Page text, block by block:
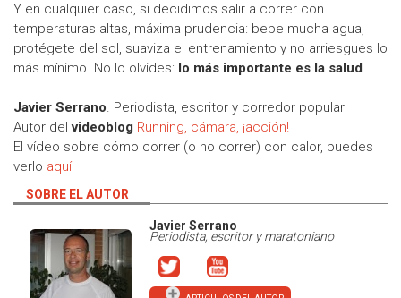
Y en cualquier caso, si decidimos salir a correr con
temperaturas altas, máxima prudencia: bebe mucha agua,
protégete del sol, suaviza el entrenamiento y no arriesgues lo
más mínimo. No lo olvides: lo más importante es la salud.
Javier Serrano. Periodista, escritor y corredor popular
Autor delvideoblog Running, cámara, ¡acción!
El vídeo sobre cómo correr (o no correr) con calor, puedes
verlo aquí
SOBRE EL AUTOR
Javier Serrano
Periodista, escritor y maratoniano